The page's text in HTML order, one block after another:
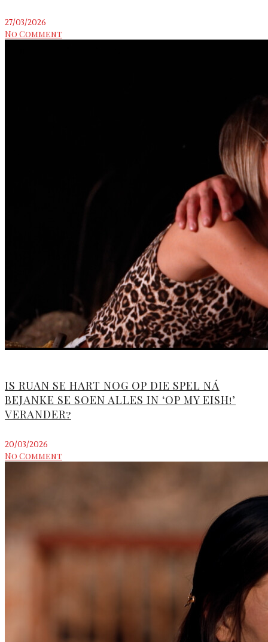
27/03/2026
No Comment
IS RUAN SE HART NOG OP DIE SPEL NÁ
BEJANKE SE SOEN ALLES IN ‘OP MY EISH!’
VERANDER?
20/03/2026
No Comment